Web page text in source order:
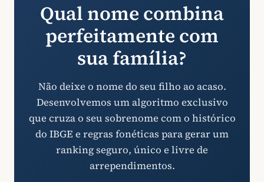
Qual nome combina
perfeitamente com
sua família?
Não deixe o nome do seu filho ao acaso.
Desenvolvemos um algoritmo exclusivo
que cruza o seu sobrenome com o histórico
do IBGE e regras fonéticas para gerar um
ranking seguro, único e livre de
arrependimentos.